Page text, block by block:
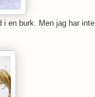
i en burk. Men jag har inte